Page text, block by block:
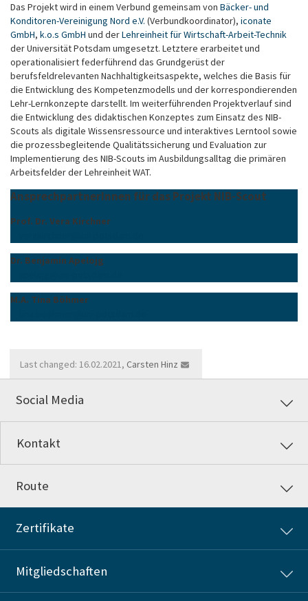
Das Projekt wird in einem Verbund gemeinsam von Bäcker- und
Konditoren-Vereinigung Nord e.V. (Verbundkoordinator), iconate
GmbH, k.o.s GmbH und derLehreinheit für Wirtschaft-Arbeit-Technik
der Universität Potsdam umgesetzt. Letztere erarbeitet und
operationalisiert federführend das Grundgerüst der
berufsfeldrelevanten Nachhaltigkeitsaspekte, welches die Basis für
die Entwicklung des Kompetenzmodells und der korrespondierenden
Lehr-Lernkonzepte darstellt. Im weiterführenden Projektverlauf sind
die Entwicklung des didaktischen Konzeptes zum Einsatz des NIB-
Scouts als digitale Wissensressource und interaktives Lerntool sowie
die prozessbegleitende Qualitätssicherung und Evaluation zur
Implementierung des NIB-Scouts im Ausbildungsalltag die primären
Arbeitsfelder der Lehreinheit WAT.
AnsprechpartnerInnen für das Projekt NIB-Scout
Prof. Dr. Vera Kirchner
Dr. Benjamin Apelojg
M.A. Tina Böhmer
Last changed: 16.02.2021, Carsten Hinz
Social Media
Kontakt
Route
Zertifikate
Mitgliedschaften